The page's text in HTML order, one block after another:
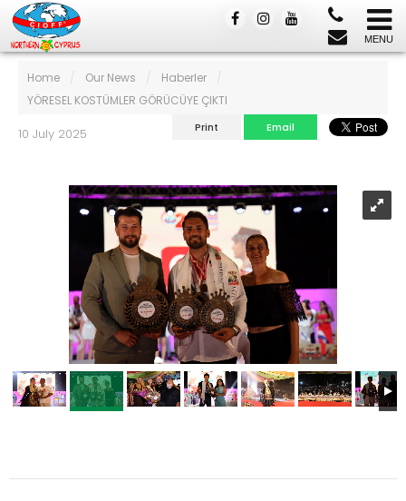
Home / Our News / Haberler
/
YÖRESEL KOSTÜMLER GÖRÜCÜYE ÇIKTI
10 July 2025 Print Email